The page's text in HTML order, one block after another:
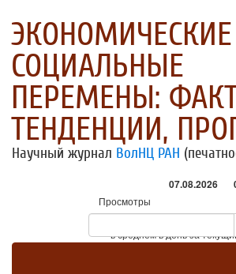
СОЦИАЛЬНЫЕ
ПЕРЕМЕНЫ:
ТЕНДЕНЦИИ,
Научный журнал ВолНЦ РАН
07.08.2026
Просмотры
Посетители
* - в среднем в день за